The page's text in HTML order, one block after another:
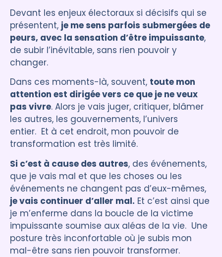
Devant les enjeux électoraux si décisifs qui se
présentent, je me sens parfois submergées de
peurs, avec la sensation d’être impuissante,
de subir l’inévitable, sans rien pouvoir y
changer.
Dans ces moments-là, souvent, toute mon
attention est dirigée vers ce que je ne veux
pas vivre. Alors je vais juger, critiquer, blâmer
les autres, les gouvernements, l’univers
entier. Et à cet endroit, mon pouvoir de
transformation est très limité.
Si c’est à cause des autres, des événements,
que je vais mal et que les choses ou les
événements ne changent pas d’eux-mêmes,
je vais continuer d’aller mal. Et c’est ainsi que
je m’enferme dans la boucle de la victime
impuissante soumise aux aléas de la vie. Une
posture très inconfortable où je subis mon
mal-être sans rien pouvoir transformer.